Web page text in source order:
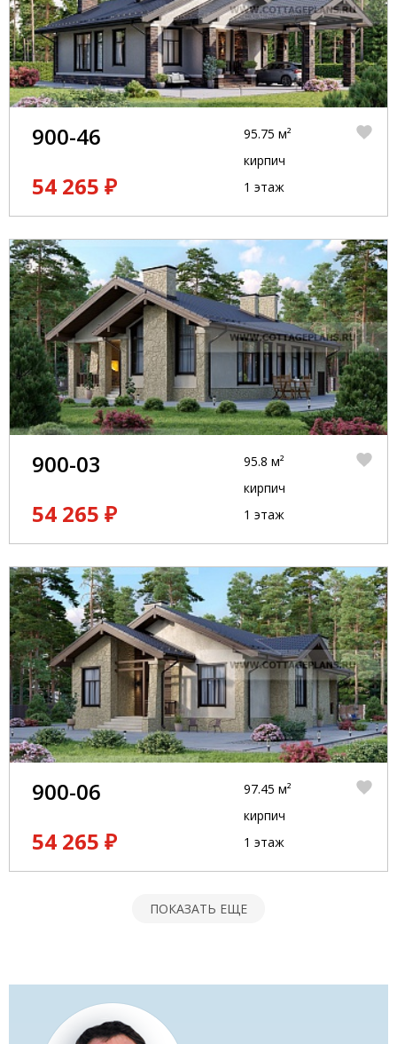
900-46
54 265 ₽
95.75 м²
кирпич
1 этаж
900-03
54 265 ₽
95.8 м²
кирпич
1 этаж
900-06
54 265 ₽
97.45 м²
кирпич
1 этаж
ПОКАЗАТЬ ЕЩЕ